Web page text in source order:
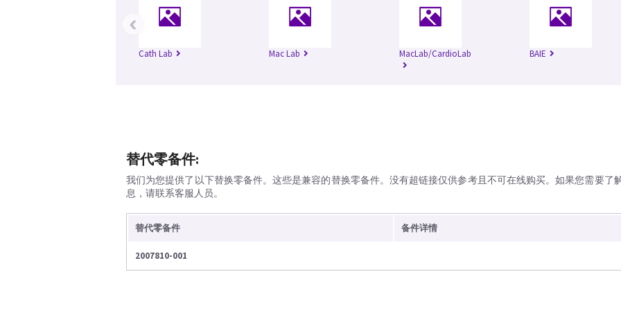
Cath Lab Mac Lab MacLab/CardioLab BAIE
‹
替代零备件:
我们为您提供了以下替换零备件。这些是兼容的替换零备件。没有超链接仅供参考且不可在线购买。如果您需要了
息，请联系客服人员。
替代零备件 备件详情
2007810-001